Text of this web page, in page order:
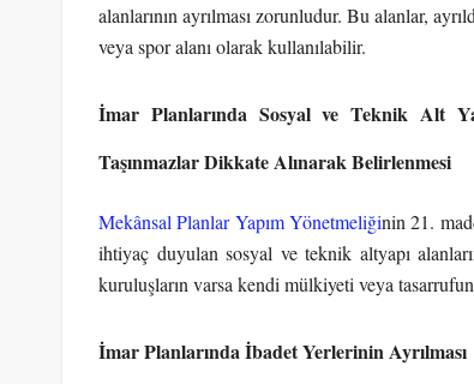
alanlarının ayrılması zorunludur. Bu alanlar,
veya spor alanı olarak kullanılabilir.
İmar Planlarında Sosyal ve Teknik Alt
Taşınmazlar Dikkate Alınarak Belirlenmesi
Mekânsal Planlar Yapım Yönetmeliğinin 21.
ihtiyaç duyulan sosyal ve teknik altyapı
kuruluşların varsa kendi mülkiyeti veya
İmar Planlarında İbadet Yerlerinin Ayrılması